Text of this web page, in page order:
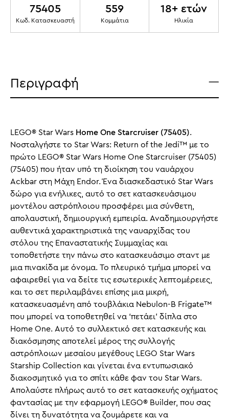
75405
Κωδ. Κατασκευαστή
559
Κομμάτια
18+ ετών
Ηλικία
Περιγραφή
LEGO® Star Wars Home One Starcruiser (75405).
Νοσταλγήστε το Star Wars: Return of the Jedi™ με το
πρώτο LEGO® Star Wars Home One Starcruiser (75405)
(75405) που ήταν υπό τη διοίκηση του ναυάρχου
Ackbar στη Μάχη Endor. Ένα διασκεδαστικό Star Wars
δώρο για ενήλικες, αυτό το σετ κατασκευάσιμου
μοντέλου αστρόπλοιου προσφέρει μια σύνθετη,
απολαυστική, δημιουργική εμπειρία. Αναδημιουργήστε
αυθεντικά χαρακτηριστικά της ναυαρχίδας του
στόλου της Επαναστατικής Συμμαχίας και
τοποθετήστε την πάνω στο κατασκευάσιμο σταντ με
μια πινακίδα με όνομα. Το πλευρικό τμήμα μπορεί να
αφαιρεθεί για να δείτε τις εσωτερικές λεπτομέρειες,
και το σετ περιλαμβάνει επίσης μια μικρή,
κατασκευασμένη από τουβλάκια Nebulon-B Frigate™
που μπορεί να τοποθετηθεί να ‘πετάει’ δίπλα στο
Home One. Αυτό το συλλεκτικό σετ κατασκευής και
διακόσμησης αποτελεί μέρος της συλλογής
αστρόπλοιων μεσαίου μεγέθους LEGO Star Wars
Starship Collection και γίνεται ένα εντυπωσιακό
διακοσμητικό για το σπίτι κάθε φαν του Star Wars.
Απολαύστε πλήρως αυτό το σετ κατασκευής οχήματος
φαντασίας με την εφαρμογή LEGO® Builder, που σας
δίνει τη δυνατότητα να ζουμάρετε και να